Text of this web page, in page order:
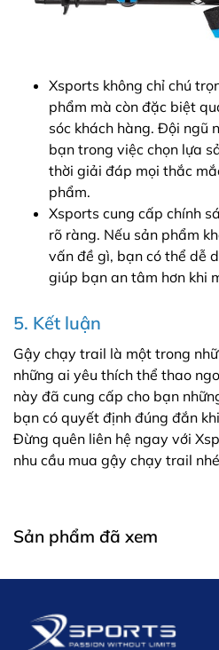
Xsports không chỉ chú
phẩm mà còn đặc biệt
sóc khách hàng. Đội ngũ
bạn trong việc chọn lựa
thời giải đáp mọi thắc
phẩm.
Xsports cung cấp chính
rõ ràng. Nếu sản phẩm
vấn đề gì, bạn có thể dễ
giúp bạn an tâm hơn khi
5. Kết luận
Gậy chạy trail là một trong
những ai yêu thích thể thao
này đã cung cấp cho bạn
bạn có quyết định đúng đắn
Đừng quên liên hệ ngay với
nhu cầu mua gậy chạy trail
Sản phẩm đã xem